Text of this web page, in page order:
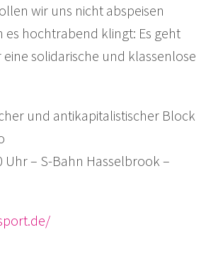
wir uns nicht abspeisen
es hochtrabend klingt: Es geht
solidarische und klassenlose
und antikapitalistischer Block
Uhr – S-Bahn Hasselbrook –